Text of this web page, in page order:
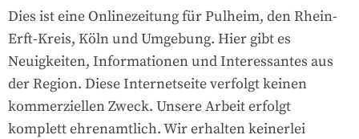
Dies ist eine Onlinezeitung für Pulheim, den Rhein-
Erft-Kreis, Köln und Umgebung. Hier gibt es
Neuigkeiten, Informationen und Interessantes aus
der Region. Diese Internetseite verfolgt keinen
kommerziellen Zweck. Unsere Arbeit erfolgt
komplett ehrenamtlich. Wir erhalten keinerlei